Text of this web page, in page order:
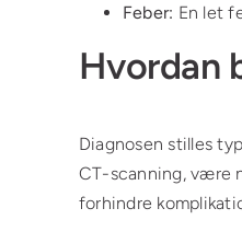
Feber: En let
Hvordan
Diagnosen stilles
CT-scanning, være
forhindre